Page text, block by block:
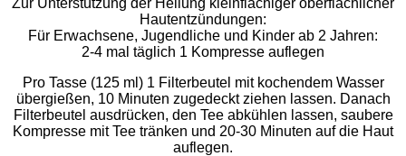
Zur Unterstützung der Heilung kleinflächiger oberflächlicher
Hautentzündungen:
Für Erwachsene, Jugendliche und Kinder ab 2 Jahren:
2-4 mal täglich 1 Kompresse auflegen
Pro Tasse (125 ml) 1 Filterbeutel mit kochendem Wasser
übergießen, 10 Minuten zugedeckt ziehen lassen. Danach
Filterbeutel ausdrücken, den Tee abkühlen lassen, saubere
Kompresse mit Tee tränken und 20-30 Minuten auf die Haut
auflegen.